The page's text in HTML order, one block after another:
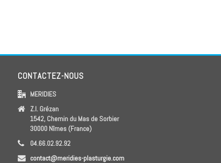
CONTACTEZ-NOUS
MERIDIES
Z.I. Grézan
1542, Chemin du Mas de Sorbier
30000 Nîmes (France)
04.66.02.92.92
contact@meridies-plasturgie.com